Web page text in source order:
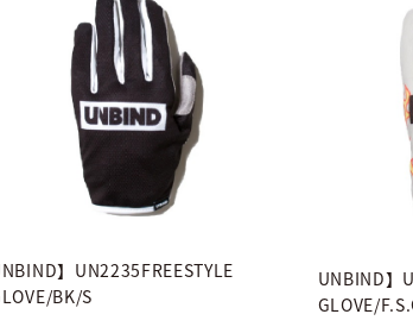
】UN2235FREESTYLE
BK/S
UNBIND】
GLOVE/